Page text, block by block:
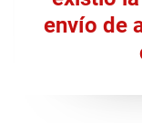
envío de